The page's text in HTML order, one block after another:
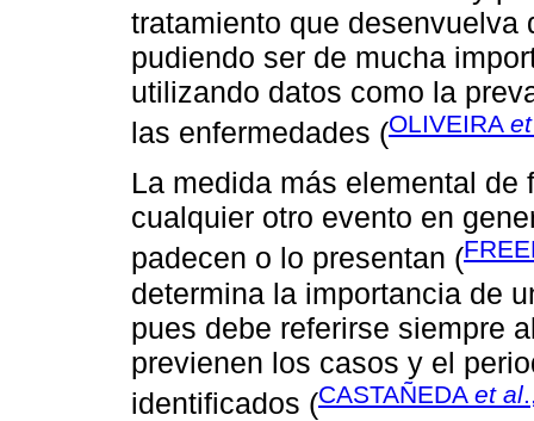
tratamiento que desenvuelva
pudiendo ser de mucha
utilizando datos como la
las enfermedades (OLIVEIRA
La medida más elemental
cualquier otro evento en
padecen o lo presentan (
determina la importancia de
pues debe referirse siempre
previenen los casos y el
identificados (CASTAÑEDA et al